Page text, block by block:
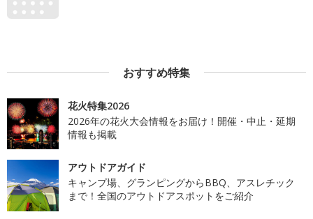
おすすめ特集
花火特集2026
2026年の花火大会情報をお届け！開催・中止・延期
情報も掲載
アウトドアガイド
キャンプ場、グランピングからBBQ、アスレチック
まで！全国のアウトドアスポットをご紹介